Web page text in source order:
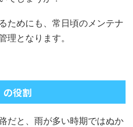
ためにも、常日頃のメンテナ
理となります。
の役割
だと、雨が多い時期ではぬか